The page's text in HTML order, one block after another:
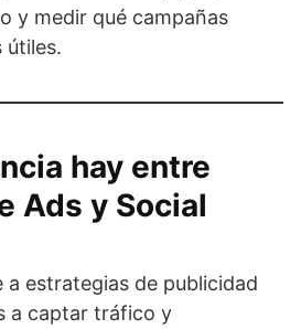
y medir qué campañas
útiles.
hay entre
Ads y Social
a estrategias de publicidad
a captar tráfico y